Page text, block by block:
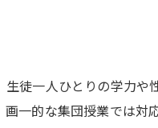
力の育成法
きポイント
徒一人ひとりの学力
一的な集団授業では対